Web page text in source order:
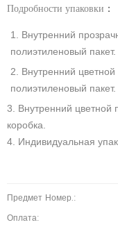
Подробности упаковки ：
1. Внутренний
полиэтиленовый пакет.
2. Внутренний
полиэтиленовый пакет.
3. Внутренний цветной
коробка.
4. Индивидуальная
Предмет Номер.:
Оплата: